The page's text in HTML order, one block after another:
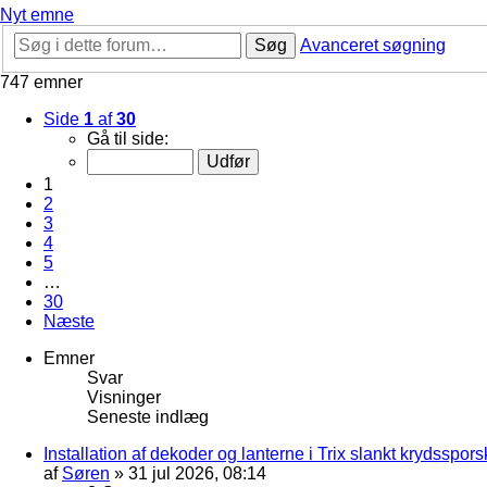
Nyt emne
Søg
Avanceret søgning
747 emner
Side 1 af30
Gå til side:
1
2
3
4
5
…
30
Næste
Emner
Svar
Visninger
Seneste indlæg
Installation af dekoder og lanterne i Trix slankt
af Søren » 31 jul 2026, 08:14